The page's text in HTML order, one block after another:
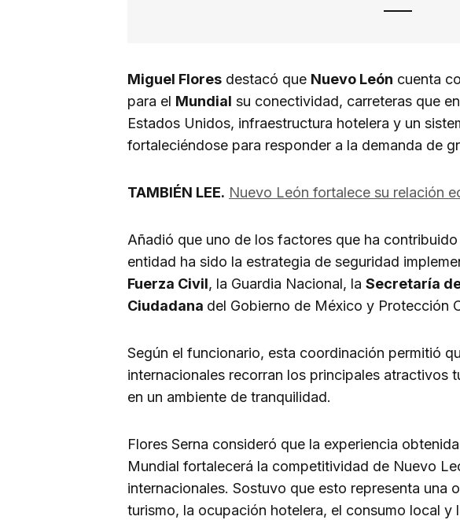
Miguel Flores destacó que Nuevo León cuenta
para el Mundial su conectividad, carreteras que
Estados Unidos, infraestructura hotelera y un
fortaleciéndose para responder a la demanda de
TAMBIÉN LEE. Nuevo León fortalece su relación
Añadió que uno de los factores que ha
entidad ha sido la estrategia de seguridad
Fuerza Civil, la Guardia Nacional, la Secretaría
Ciudadana del Gobierno de México y Protección
Según el funcionario, esta coordinación permitió
internacionales recorran los principales atractivos
en un ambiente de tranquilidad.
Flores Serna consideró que la experiencia
Mundial fortalecerá la competitividad de Nuevo
internacionales. Sostuvo que esto representa una
turismo, la ocupación hotelera, el consumo local y